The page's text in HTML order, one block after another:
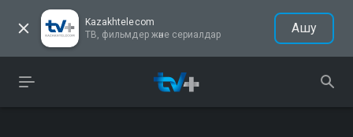
Kazakhtelecom
ТВ, фильмдер және сериалдар
Ашу